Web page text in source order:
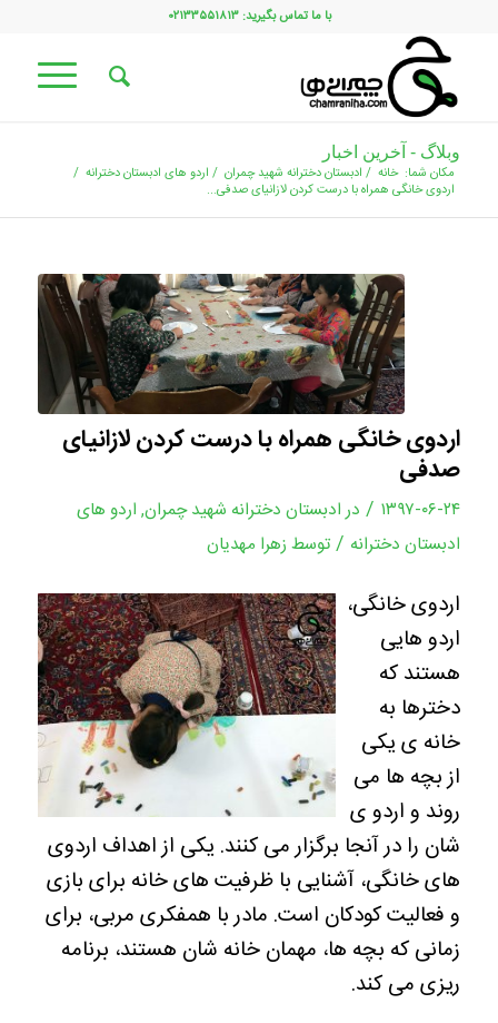
با ما تماس بگیرید: ۰۲۱۳۳۵۵۱۸۱۳
وبلاگ - آخرین اخبار
مکان شما: خانه / ادبستان دخترانه شهید چمران / اردو های ادبستان دخترانه /
اردوی خانگی همراه با درست کردن لازانیای صدفی...
اردوی خانگی همراه با درست کردن لازانیای
صدفی
۱۳۹۷-۰۶-۲۴ / در ادبستان دخترانه شهید چمران, اردو های
ادبستان دخترانه / توسط زهرا مهدیان
اردوی خانگی،
اردو هایی
هستند که
دخترها به
خانه ی یکی
از بچه ها می
روند و اردو ی
شان را در آنجا برگزار می کنند. یکی از اهداف اردوی
های خانگی، آشنایی با ظرفیت های خانه برای بازی
و فعالیت کودکان است. مادر با همفکری مربی، برای
زمانی که بچه ها، مهمان خانه شان هستند، برنامه
ریزی می کند.